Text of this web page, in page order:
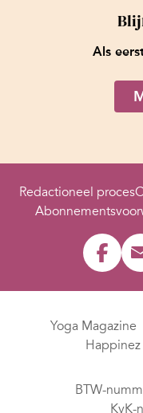
Als
Redactioneel proces
Yoga Magazine
Happinez
BTW-
KvK-